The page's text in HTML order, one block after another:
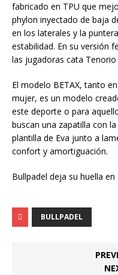
fabricado en TPU que
phylon inyectado de baja
en los laterales y la
estabilidad. En su versión
las jugadoras cata Tenorio
El modelo BETAX, tanto
mujer, es un modelo
este deporte o para
buscan una zapatilla con
plantilla de Eva junto a
confort y amortiguación.
Bullpadel deja su huella en
BULLPADEL